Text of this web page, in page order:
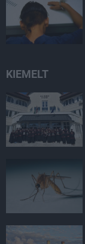
KIEMELT